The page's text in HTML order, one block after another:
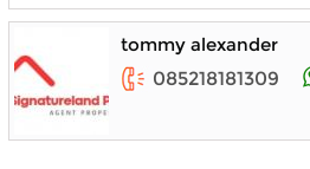
tommy alexander
085218181309